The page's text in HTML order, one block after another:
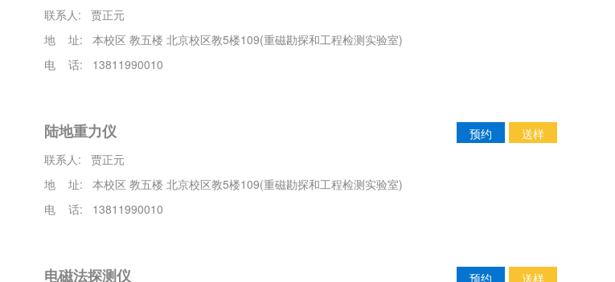
联系人: 贾正元
地 址: 本校区 教五楼 北京校区教5楼109(重磁勘探和工程检测实验室)
电 话: 13811990010
陆地重力仪 预约
送样
联系人: 贾正元
地 址: 本校区 教五楼 北京校区教5楼109(重磁勘探和工程检测实验室)
电 话: 13811990010
电磁法探测仪 预约
送样